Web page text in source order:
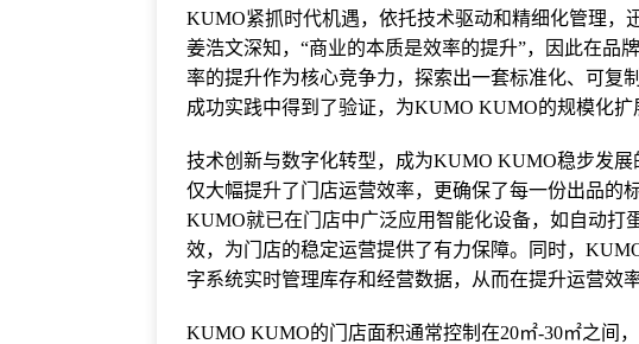
KUMO紧抓时代机遇，依托技术驱动和精细化管理，
姜浩文深知，“商业的本质是效率的提升”，因此在品
率的提升作为核心竞争力，探索出一套标准化、可复
成功实践中得到了验证，为KUMO KUMO的规模化扩
技术创新与数字化转型，成为KUMO KUMO稳步发
仅大幅提升了门店运营效率，更确保了每一份出品的
KUMO就已在门店中广泛应用智能化设备，如自动打
效，为门店的稳定运营提供了有力保障。同时，
字系统实时管理库存和经营数据，从而在提升运营效
KUMO KUMO的门店面积通常控制在20㎡-30㎡之间